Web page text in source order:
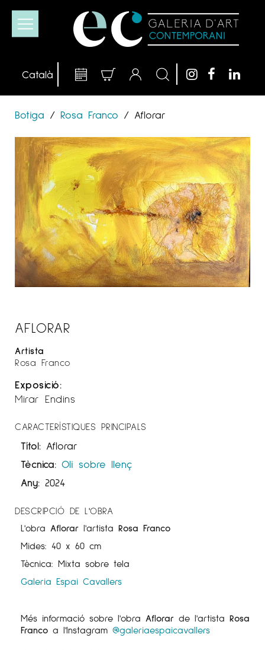
Botiga / Rosa Franco / Aflorar
AFLORAR
Artista
Rosa Franco
Exposició:
Mirar Endins
CARACTERÍSTIQUES PRINCIPALS
Títol: Aflorar
Tècnica: Oli sobre llenç
Any: 2024
DESCRIPCIÓ DE L'OBRA
L'obra Aflorar l'artista Rosa Franco
Mides: 40 x 60 cm
Tècnica: Mixta sobre tela
Galeria Espai Cavallers
Més informació sobre l'obra Aflorar de l'artista Rosa
Franco a l'Instagram @galeriaespaicavallers